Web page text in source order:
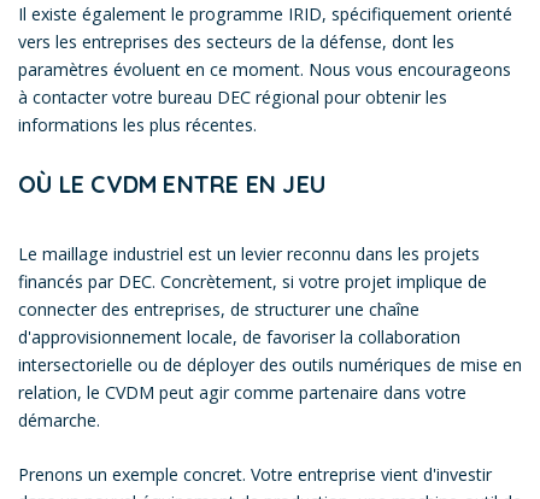
Il existe également le programme IRID, spécifiquement orienté
vers les entreprises des secteurs de la défense, dont les
paramètres évoluent en ce moment. Nous vous encourageons
à contacter votre bureau DEC régional pour obtenir les
informations les plus récentes.
OÙ LE CVDM ENTRE EN JEU
Le maillage industriel est un levier reconnu dans les projets
financés par DEC. Concrètement, si votre projet implique de
connecter des entreprises, de structurer une chaîne
d'approvisionnement locale, de favoriser la collaboration
intersectorielle ou de déployer des outils numériques de mise en
relation, le CVDM peut agir comme partenaire dans votre
démarche.
Prenons un exemple concret. Votre entreprise vient d'investir